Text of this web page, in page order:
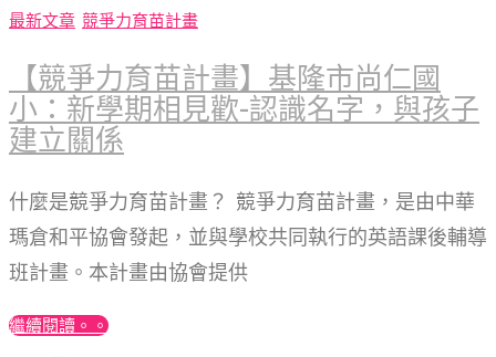
最新文章 競爭力育苗計畫
【競爭力育苗計畫】基隆市尚仁國
小：新學期相見歡-認識名字，與孩子
建立關係
什麼是競爭力育苗計畫？ 競爭力育苗計畫，是由中華
瑪倉和平協會發起，並與學校共同執行的英語課後輔導
班計畫。本計畫由協會提供
繼續閱讀。。